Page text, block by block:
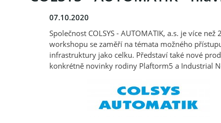
07.10.2020
Společnost COLSYS - AUTOMATIK, a.s. je více
workshopu se zaměří na témata možného
infrastruktury jako celku. Představí také nové
konkrétně novinky rodiny Plaftorm5 a Industrial